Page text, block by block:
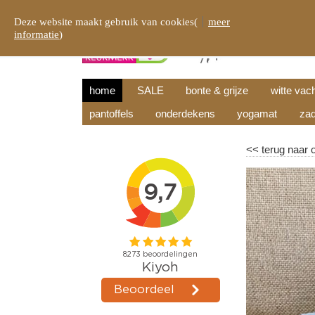
home SALE bonte & grijze witte
pantoffels
onderdekens yogamat
<<terug naar
Deze website maakt gebruik van cookies(
meer
informatie)